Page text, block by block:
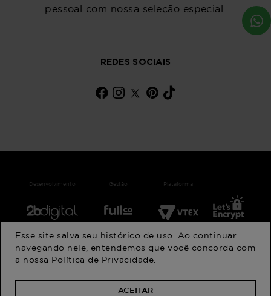
pessoal com nossa seleção especial.
REDES SOCIAIS
Desenvolvimento Gestão Plataforma
© 202 ANFA INDUSTRIA E COMERCIO DE CONFECCOES LTDA
CNPJ: 47.618.103/0001-83 | Endereço: Rua Visconde de Parnaíba
Cep 03045-002 - São Paulo
Esse site salva seu histórico de uso. Ao continuar
navegando nele, entendemos que você concorda com
a nossa Política de Privacidade
ACEITAR